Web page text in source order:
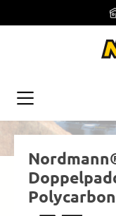
Zum Hauptinhalt